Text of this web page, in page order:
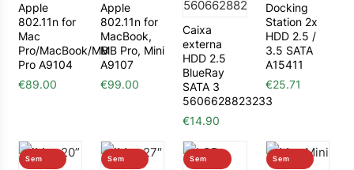
Apple
802.11n for
Mac
Pro/MacBook/MB
Pro A9104
€89.00
Apple
802.11n for
MacBook,
MB Pro, Mini
A9107
€99.00
Caixa
externa
HDD 2.5
BlueRay
SATA 3
5606628823233
€14.90
Docking
Station 2x
HDD 2.5 /
3.5 SATA
A15411
€25.71
Sem Sem Sem Sem